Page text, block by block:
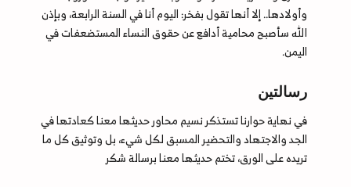
وأولادها.. إلا أنها تقول بفخر: اليوم أنا في السنة الرابعة، وبإذن
الله سأصبح محامية أدافع عن حقوق النساء المستضعفات في
اليمن.
رسالتين
في نهاية حوارنا تستذكر نسيم محاور حديثها معنا كعادتها في
الجد والاجتهاد والتحضير المسبق لكل شيء، بل وتوثيق كل ما
تريده على الورق، تختم حديثها معنا برسالة شكر